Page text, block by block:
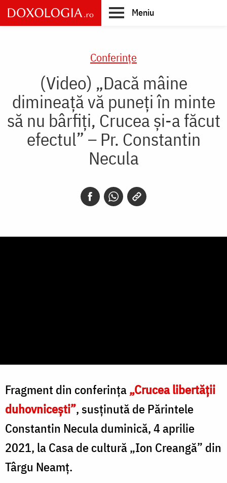
Skip
to
main
Meniu
Conferințe
(Video) „Dacă mâine
dimineață vă puneți în minte
să nu bârfiți, Crucea și-a făcut
efectul” – Pr. Constantin
Necula
Fragment din conferința„Crucea libertății
duhovnicești”, susținută de Părintele
Constantin Necula duminică, 4 aprilie
2021, la Casa de cultură „Ion Creangă” din
Târgu Neamț.